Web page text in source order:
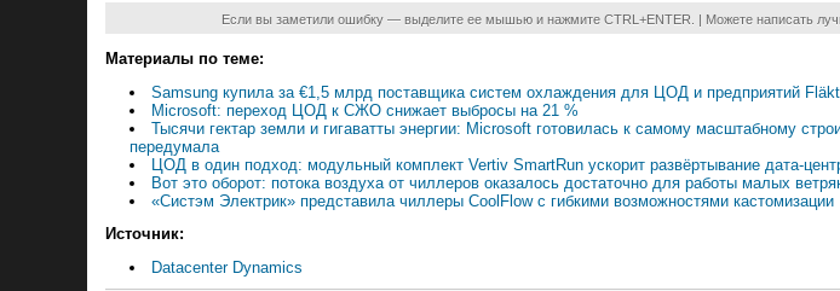
Если вы заметили ошибку — выделите ее мышью и нажмите CTRL+ENTER. | Можете написать
Материалы по теме:
Samsung купила за €1,5 млрд поставщика систем охлаждения для ЦОД и предприятий
Microsoft: переход ЦОД к СЖО снижает выбросы на 21 %
Тысячи гектар земли и гигаватты энергии: Microsoft готовилась к самому масштабному
передумала
ЦОД в один подход: модульный комплект Vertiv SmartRun ускорит развёртывание дата-
Вот это оборот: потока воздуха от чиллеров оказалось достаточно для работы малых
«Систэм Электрик» представила чиллеры CoolFlow с гибкими возможностями кастомизации
Источник:
Datacenter Dynamics